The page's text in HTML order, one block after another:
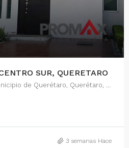
SUR, QUERETARO
Santiago de Querétaro, Municipio de Querétaro, Querétaro, 76090, México
3 semanas Hace